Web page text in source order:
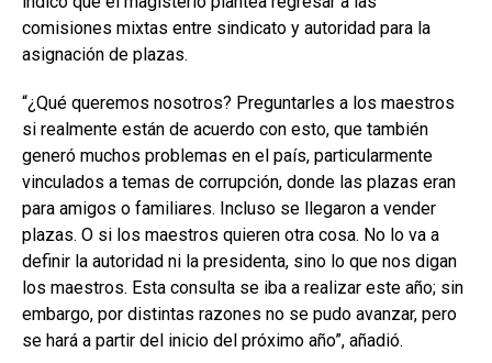
comisiones mixtas entre sindicato y autoridad para la
asignación de plazas.
“¿Qué queremos nosotros? Preguntarles a los maestros
si realmente están de acuerdo con esto, que también
generó muchos problemas en el país, particularmente
vinculados a temas de corrupción, donde las plazas eran
para amigos o familiares. Incluso se llegaron a vender
plazas. O si los maestros quieren otra cosa. No lo va a
definir la autoridad ni la presidenta, sino lo que nos digan
los maestros. Esta consulta se iba a realizar este año; sin
embargo, por distintas razones no se pudo avanzar, pero
se hará a partir del inicio del próximo año”, añadió.